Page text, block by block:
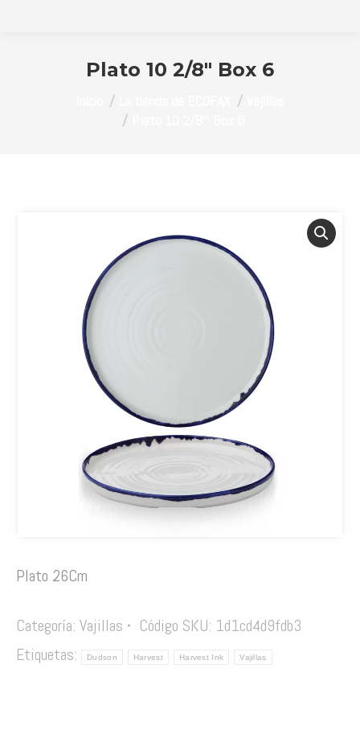
Plato 10 2/8″ Box 6
Plato 26Cm
Categoría: Vajillas Código SKU: 1d1cd4d9fdb3
Etiquetas:
Dudson Harvest Harvest Ink Vajillas